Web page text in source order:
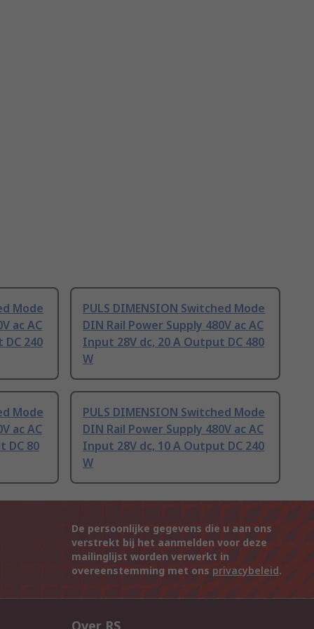
Mode
ac AC
240
PULS DIMENSION Switched Mode
DIN Rail Power Supply 480V ac AC
Input 28V dc, 20 A Output DC 480
W
Mode
ac AC
DC 80
PULS DIMENSION Switched Mode
DIN Rail Power Supply 480V ac AC
Input 28V dc, 10 A Output DC 240
W
De persoonlijke gegevens die u aan ons
verstrekt bij het aanmelden voor deze
mailinglijst worden verwerkt in
overeenstemming met ons privacybeleid.